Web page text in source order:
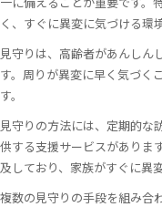
く、すぐに異変に気づける環
見守りは、高齢者があんしん
す。周りが異変に早く気づく
す。
見守りの方法には、定期的な
供する支援サービスがありま
及しており、家族がすぐに異
複数の見守りの手段を組み合